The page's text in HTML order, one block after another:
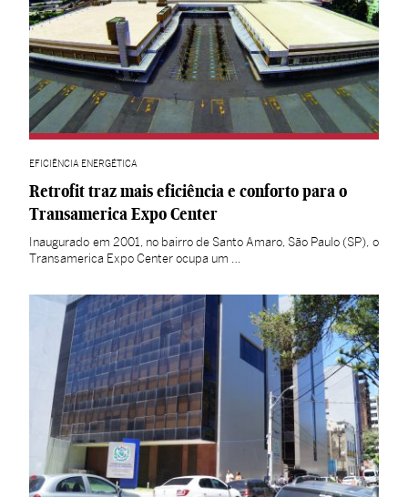
EFICIÊNCIA ENERGÉTICA
Retrofit traz mais eficiência e conforto para o
Transamerica Expo Center
Inaugurado em 2001, no bairro de Santo Amaro, São Paulo (SP), o
Transamerica Expo Center ocupa um …